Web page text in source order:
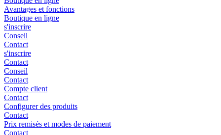
Avantages et fonctions
Boutique en ligne
s'inscrire
Conseil
Contact
s'inscrire
Contact
Conseil
Contact
Compte client
Contact
Configurer des produits
Contact
Prix remisés et modes de paiement
Contact